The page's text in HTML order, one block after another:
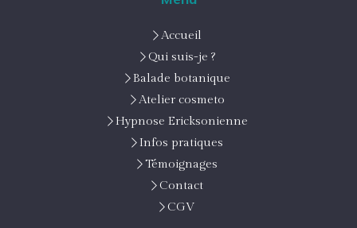
Accueil
Qui suis-je ?
Balade botanique
Atelier cosmeto
Hypnose Ericksonienne
Infos pratiques
Témoignages
Contact
CGV